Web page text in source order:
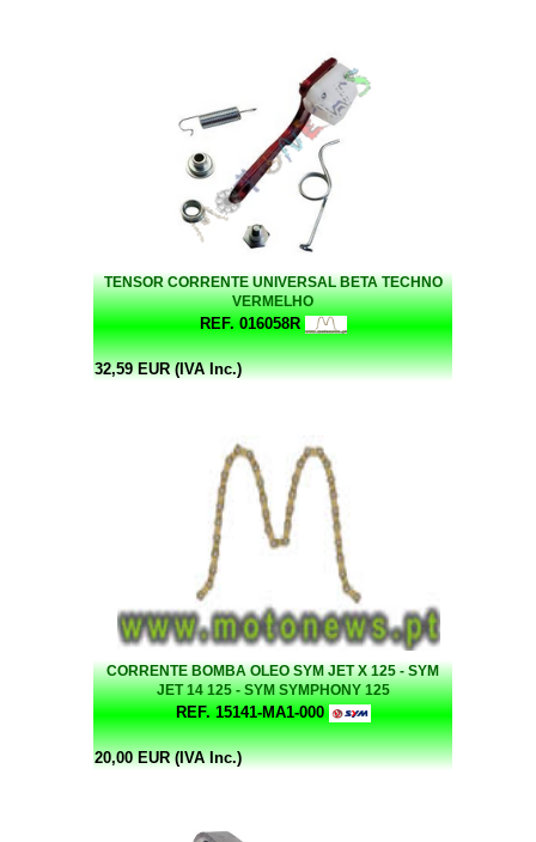
TENSOR CORRENTE UNIVERSAL BETA TECHNO
VERMELHO
REF. 016058R
32,59 EUR (IVA Inc.)
CORRENTE BOMBA OLEO SYM JET X 125 - SYM
JET 14 125 - SYM SYMPHONY 125
REF. 15141-MA1-000
20,00 EUR (IVA Inc.)